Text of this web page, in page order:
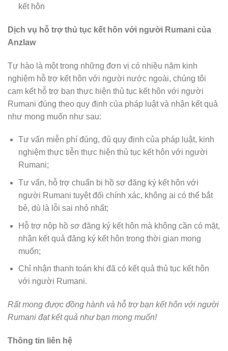
kết hôn
Dịch vụ hỗ trợ thủ tục kết hôn với người Rumani của
Anzlaw
Tự hào là một trong những đơn vị có nhiều năm kinh
nghiệm hỗ trợ kết hôn với người nước ngoài, chúng tôi
cam kết hỗ trợ bạn thực hiện thủ tục kết hôn với người
Rumani đúng theo quy định của pháp luật và nhận kết quả
như mong muốn như sau:
Tư vấn miễn phí đúng, đủ quy định của pháp luật, kinh
nghiệm thực tiễn thực hiện thủ tục kết hôn với người
Rumani;
Tư vấn, hỗ trợ chuẩn bị hồ sơ đăng ký kết hôn với
người Rumani tuyệt đối chính xác, không ai có thể bắt
bẻ, dù là lỗi sai nhỏ nhất;
Hỗ trợ nộp hồ sơ đăng ký kết hôn mà không cần có mặt,
nhận kết quả đăng ký kết hôn trong thời gian mong
muốn;
Chỉ nhận thanh toán khi đã có kết quả thủ tục kết hôn
với người Rumani.
Rất mong được đồng hành và hỗ trợ bạn kết hôn với người
Rumani đạt kết quả như bạn mong muốn!
Thông tin liên hệ